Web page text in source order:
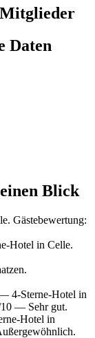
Daten
Blick
Gästebewertung:
Hotel in Celle.
4-Sterne-Hotel in
10 — Sehr gut.
Hotel in